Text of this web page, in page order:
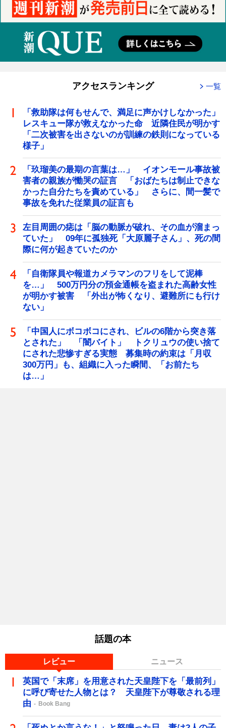
アクセスランキング 一覧
「救助隊は何もせんで、満足に声かけしなかった」
レスキュー隊が救えなかった命 近隣住民が明かす
「二次被害を出さないのが訓練の鉄則になっている
様子」
「玖瑠美の最期の言葉は…」 イオンモール事故被
害者の親族が慟哭の証言 「おばたちは制止できな
かった自分たちを責めている」 さらに、間一髪で
事故を免れた従業員の証言も
左目周囲の痣は「脳の動脈が破れ、その血が溜まっ
ていた」 09年に孤独死「大原麗子さん」、死の間
際に何が起きていたのか
「自衛隊員や報道カメラマンのフリをして泥棒
を…」 500万円分の預金通帳を盗まれた高齢女性
が明かす被害 「外出が怖くなり、避難所にも行け
ない」
「中国人にボコボコにされ、ビルの6階から突き落
とされた」 「闇バイト」 トクリュウの使い捨て
にされた悲惨すぎる実態 募集時の約束は「月収
300万円」も、組織に入った瞬間、「お前たち
は…」
話題の本
レビュー ニュース
英国で「末席」を用意された天皇陛下を「最前列」
に呼び寄せた人物とは？ 天皇陛下が尊敬される理
由
Book Bang